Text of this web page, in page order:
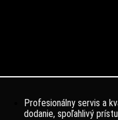
Profesionálny servis a
dodanie, spoľahlivý